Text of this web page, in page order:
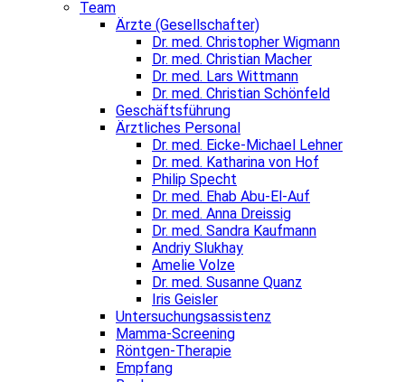
Team
Ärzte (Gesellschafter)
Dr. med. Christopher Wigmann
Dr. med. Christian Macher
Dr. med. Lars Wittmann
Dr. med. Christian Schönfeld
Geschäftsführung
Ärztliches Personal
Dr. med. Eicke-Michael Lehner
Dr. med. Katharina von Hof
Philip Specht
Dr. med. Ehab Abu-El-Auf
Dr. med. Anna Dreissig
Dr. med. Sandra Kaufmann
Andriy Slukhay
Amelie Volze
Dr. med. Susanne Quanz
Iris Geisler
Untersuchungsassistenz
Mamma-Screening
Röntgen-Therapie
Empfang